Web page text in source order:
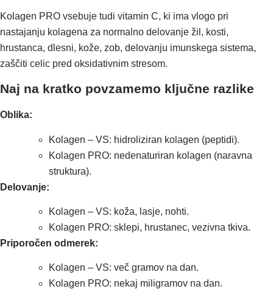
Kolagen PRO vsebuje tudi vitamin C, ki ima vlogo pri
nastajanju kolagena za normalno delovanje žil, kosti,
hrustanca, dlesni, kože, zob, delovanju imunskega sistema,
zaščiti celic pred oksidativnim stresom.
Naj na kratko povzamemo ključne razlike
Oblika:
Kolagen – VS: hidroliziran kolagen (peptidi).
Kolagen PRO: nedenaturiran kolagen (naravna
struktura).
Delovanje:
Kolagen – VS: koža, lasje, nohti.
Kolagen PRO: sklepi, hrustanec, vezivna tkiva.
Priporočen odmerek:
Kolagen – VS: več gramov na dan.
Kolagen PRO: nekaj miligramov na dan.